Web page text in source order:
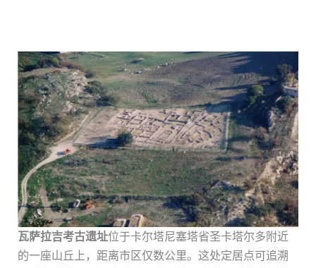
瓦萨拉吉考古遗址位于卡尔塔尼塞塔省圣卡塔尔多附近
的一座山丘上，距离市区仅数公里。这处定居点可追溯